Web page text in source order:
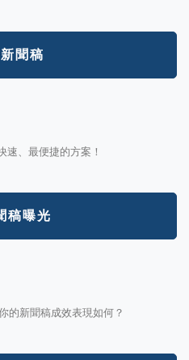
聞稿
、最便捷的方案！
稿曝光
的新聞稿成效表現如何？